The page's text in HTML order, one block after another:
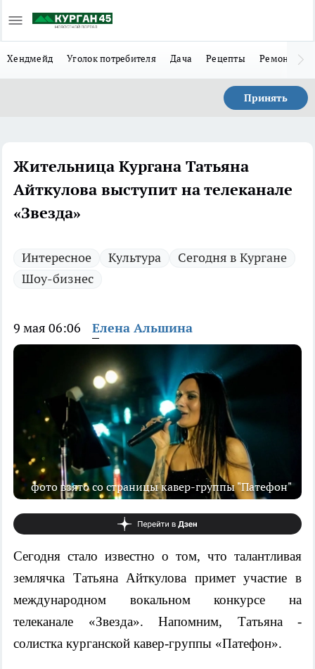
Хендмейд Уголок потребителя Дача Рецепты Ремонт
Принять
Жительница Кургана Татьяна
Айткулова выступит на телеканале
«Звезда»
Интересное Культура
Сегодня в Кургане
Шоу-бизнес
9 мая 06:06 Елена Альшина
фото взято со страницы кавер-группы "Патефон"
Сегодня стало известно о том, что талантливая
землячка Татьяна Айткулова примет участие в
международном вокальном конкурсе на
телеканале «Звезда». Напомним, Татьяна -
солистка курганской кавер-группы «Патефон».